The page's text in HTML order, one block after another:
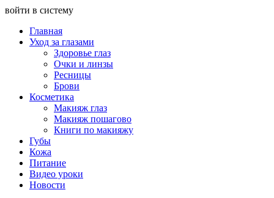
войти в систему
Главная
Уход за глазами
Здоровье глаз
Очки и линзы
Ресницы
Брови
Косметика
Макияж глаз
Макияж пошагово
Книги по макияжу
Губы
Кожа
Питание
Видео уроки
Новости